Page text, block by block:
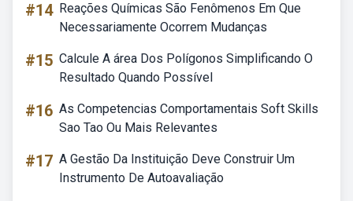
#14 Reações Químicas São Fenômenos Em Que
Necessariamente Ocorrem Mudanças
#15 Calcule A área Dos Polígonos Simplificando O
Resultado Quando Possível
#16 As Competencias Comportamentais Soft Skills
Sao Tao Ou Mais Relevantes
#17 A Gestão Da Instituição Deve Construir Um
Instrumento De Autoavaliação